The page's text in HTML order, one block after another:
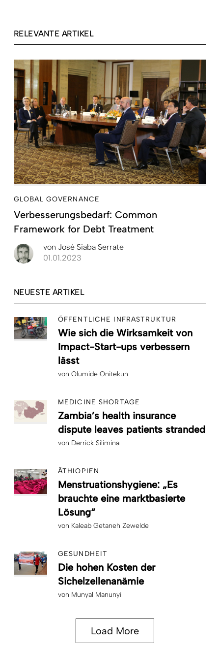
RELEVANTE ARTIKEL
GLOBAL GOVERNANCE
Verbesserungsbedarf: Common
Framework for Debt Treatment
von José Siaba Serrate
01.01.2023
NEUESTE ARTIKEL
ÖFFENTLICHE INFRASTRUKTUR
Wie sich die Wirksamkeit von
Impact-Start-ups verbessern
lässt
von Olumide Onitekun
MEDICINE SHORTAGE
Zambia’s health insurance
dispute leaves patients stranded
von Derrick Silimina
ÄTHIOPIEN
Menstruationshygiene: „Es
brauchte eine marktbasierte
Lösung“
von Kaleab Getaneh Zewelde
GESUNDHEIT
Die hohen Kosten der
Sichelzellenanämie
von Munyal Manunyi
Load More